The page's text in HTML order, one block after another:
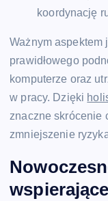
koordynację
Ważnym aspektem
prawidłowego
komputerze oraz
w pracy. Dzięki
znaczne skrócenie
zmniejszenie